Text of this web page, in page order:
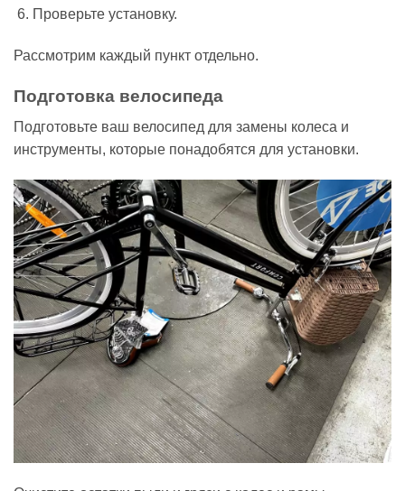
Проверьте установку.
Рассмотрим каждый пункт отдельно.
Подготовка велосипеда
Подготовьте ваш велосипед для замены колеса и
инструменты, которые понадобятся для установки.